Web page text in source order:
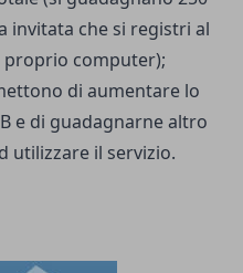
invitata che si registri al
computer);
di aumentare lo
e di guadagnarne altro
utilizzare il servizio.